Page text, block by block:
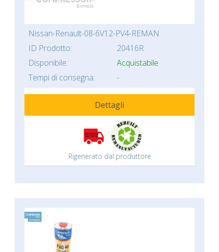
Nissan-Renault-08-6V12-PV4-REMAN
ID Prodotto:
20416R
Disponibile:
Acquistabile
Tempi di consegna:
-
Dettagli
Rigenerato dal produttore